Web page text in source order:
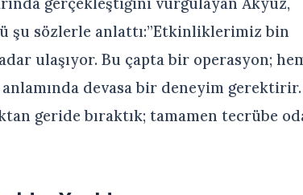
şu sözlerle anlattı:”Etkinliklerimiz bin
ulaşıyor. Bu çapta bir operasyon;
devasa bir deneyim
geride bıraktık; tamamen tecrübe